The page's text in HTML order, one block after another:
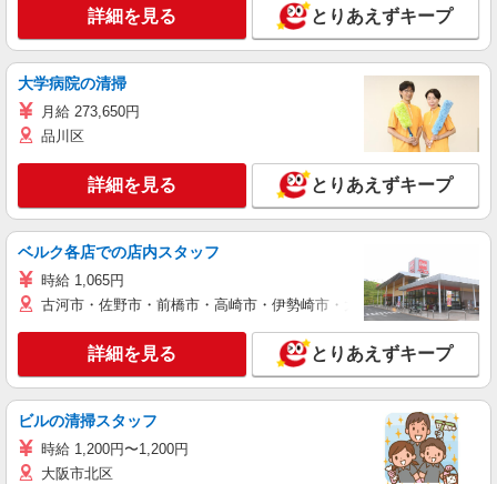
詳細を見る とりあえずキープ
大学病院の清掃
月給 273,650円
品川区
詳細を見る とりあえずキープ
ベルク各店での店内スタッフ
時給 1,065円
古河市・佐野市・前橋市・高崎市・伊勢崎市・太田市・館林市・藤
詳細を見る とりあえずキープ
ビルの清掃スタッフ
時給 1,200円〜1,200円
大阪市北区